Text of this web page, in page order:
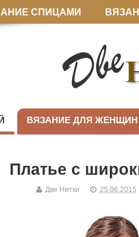
СПИЦАМИ
ВЯЗАНИЕ ДЛЯ ЖЕНЩИН
Платье с
Две Нитки 25.06.2015